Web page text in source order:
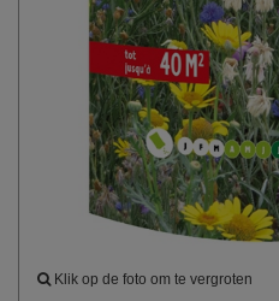
Klik op de foto om te vergroten